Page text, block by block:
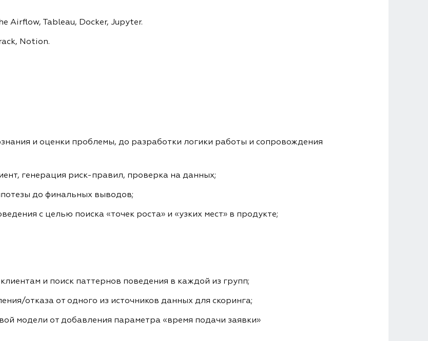
Airflow, Tableau, Docker, Jupyter.
Notion.
и оценки проблемы, до разработки логики работы и сопровождения
генерация риск-правил, проверка на данных;
до финальных выводов;
с целью поиска «точек роста» и «узких мест» в продукте;
и поиск паттернов поведения в каждой из групп;
отказа от одного из источников данных для скоринга;
модели от добавления параметра «время подачи заявки»